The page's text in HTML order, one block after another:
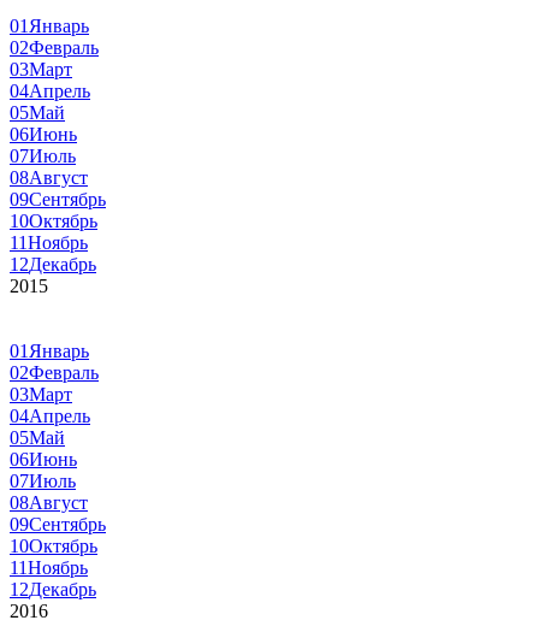
01 Январь
02Февраль
03Март
04Апрель
05Май
06Июнь
07Июль
08Август
09Сентябрь
10Октябрь
11Ноябрь
12Декабрь
2015
01 Январь
02Февраль
03Март
04Апрель
05Май
06Июнь
07Июль
08Август
09Сентябрь
10Октябрь
11Ноябрь
12Декабрь
2016